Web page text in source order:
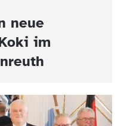
neue
im